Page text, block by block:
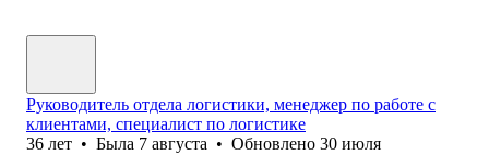
Руководитель отдела логистики, менеджер по работе с
клиентами, специалист по логистике
36 лет • Была 7 августа • Обновлено 30 июля